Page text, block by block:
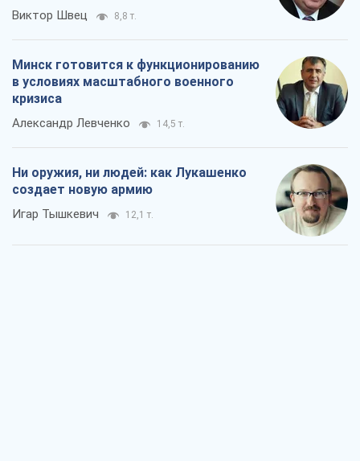
Виктор Швец 8,8 т.
Минск готовится к функционированию
в условиях масштабного военного
кризиса
Александр Левченко 14,5 т.
Ни оружия, ни людей: как Лукашенко
создает новую армию
Игар Тышкевич 12,1 т.